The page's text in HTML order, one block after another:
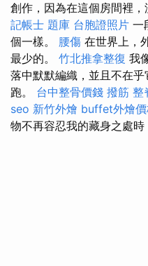
創作，因為在這個房間裡，
記帳士 題庫 台胞證照片 一
個一樣。 腰傷 在世界上，
最少的。 竹北推拿整復 我
落中默默編織，並且不在
跑。 台中整骨價錢 撥筋 整
seo 新竹外燴 buffet外燴價
物不再容忍我的藏身之處時